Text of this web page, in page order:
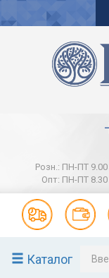
Розн.: ПН-ПТ 9.00
Опт: ПН-ПТ 8.30
Каталог